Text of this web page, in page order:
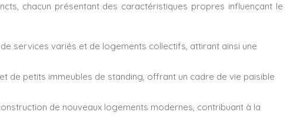
chacun présentant des caractéristiques propres influençant le
services variés et de logements collectifs, attirant ainsi une
de petits immeubles de standing, offrant un cadre de vie paisible
de nouveaux logements modernes, contribuant à la